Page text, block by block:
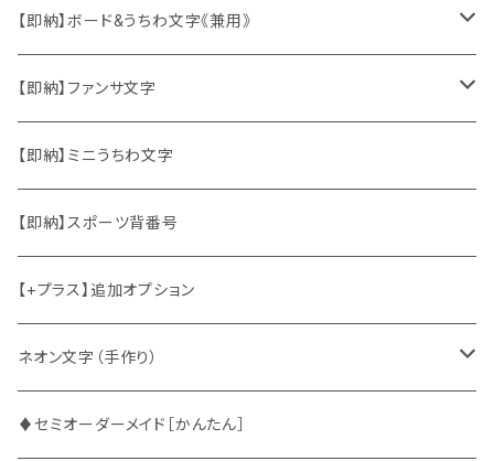
ソロ・歌手&タレント
韓国ソロ・歌手&タレント
東方神起
竜宮城
2PM
ATEEZ
BUDDiiS
【即納】ボード&うちわ文字《兼用》
ソロ・歌手&タレント
韓国ソロ・歌手&タレント
東方神起
2PM
ASTRO
ATEEZ
【即納】ファンサ文字
日本語&英語
ハングル
中国語
【即納】ミニうちわ文字
【即納】スポーツ背番号
【+プラス】追加オプション
ネオン文字（手作り）
ファンサ
♦セミオーダーメイド［かんたん］